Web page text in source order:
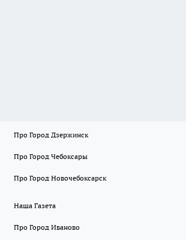
Про Город Дзержинск
Про Город Чебоксары
Про Город Новочебоксарск
Наша Газета
Про Город Иваново